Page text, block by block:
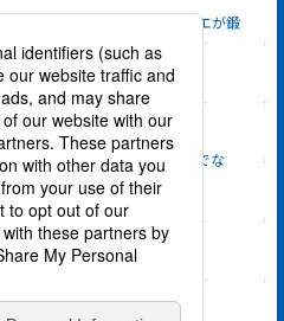
鱗（じゅんりん）を、クロベエが鍛
ーティファクト）」。体だけでな
現した分身を生み出せる。
ト）を守護する妖精。